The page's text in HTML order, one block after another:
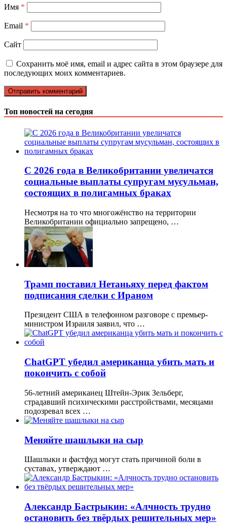
Имя *
Email *
Сайт
Сохранить моё имя, email и адрес сайта в этом браузере для
последующих моих комментариев.
Топ новостей на сегодня
С 2026 года в Великобритании увеличатся
социальные выплаты супругам мусульман,
состоящих в полигамных браках
Несмотря на то что многожёнство на территории
Великобритании официально запрещено, …
Трамп поставил Нетаньяху перед фактом
подписания сделки с Ираном
Президент США в телефонном разговоре с премьер-
министром Израиля заявил, что …
ChatGPT убедил американца убить мать и
покончить с собой
56-летний американец Штейн-Эрик Зельберг,
страдавший психическими расстройствами, месяцами
подозревал всех …
Меняйте шашлыки на сыр
Шашлыки и фастфуд могут стать причиной боли в
суставах, утверждают …
Александр Бастрыкин: «Алчность трудно
остановить без твёрдых решительных мер»